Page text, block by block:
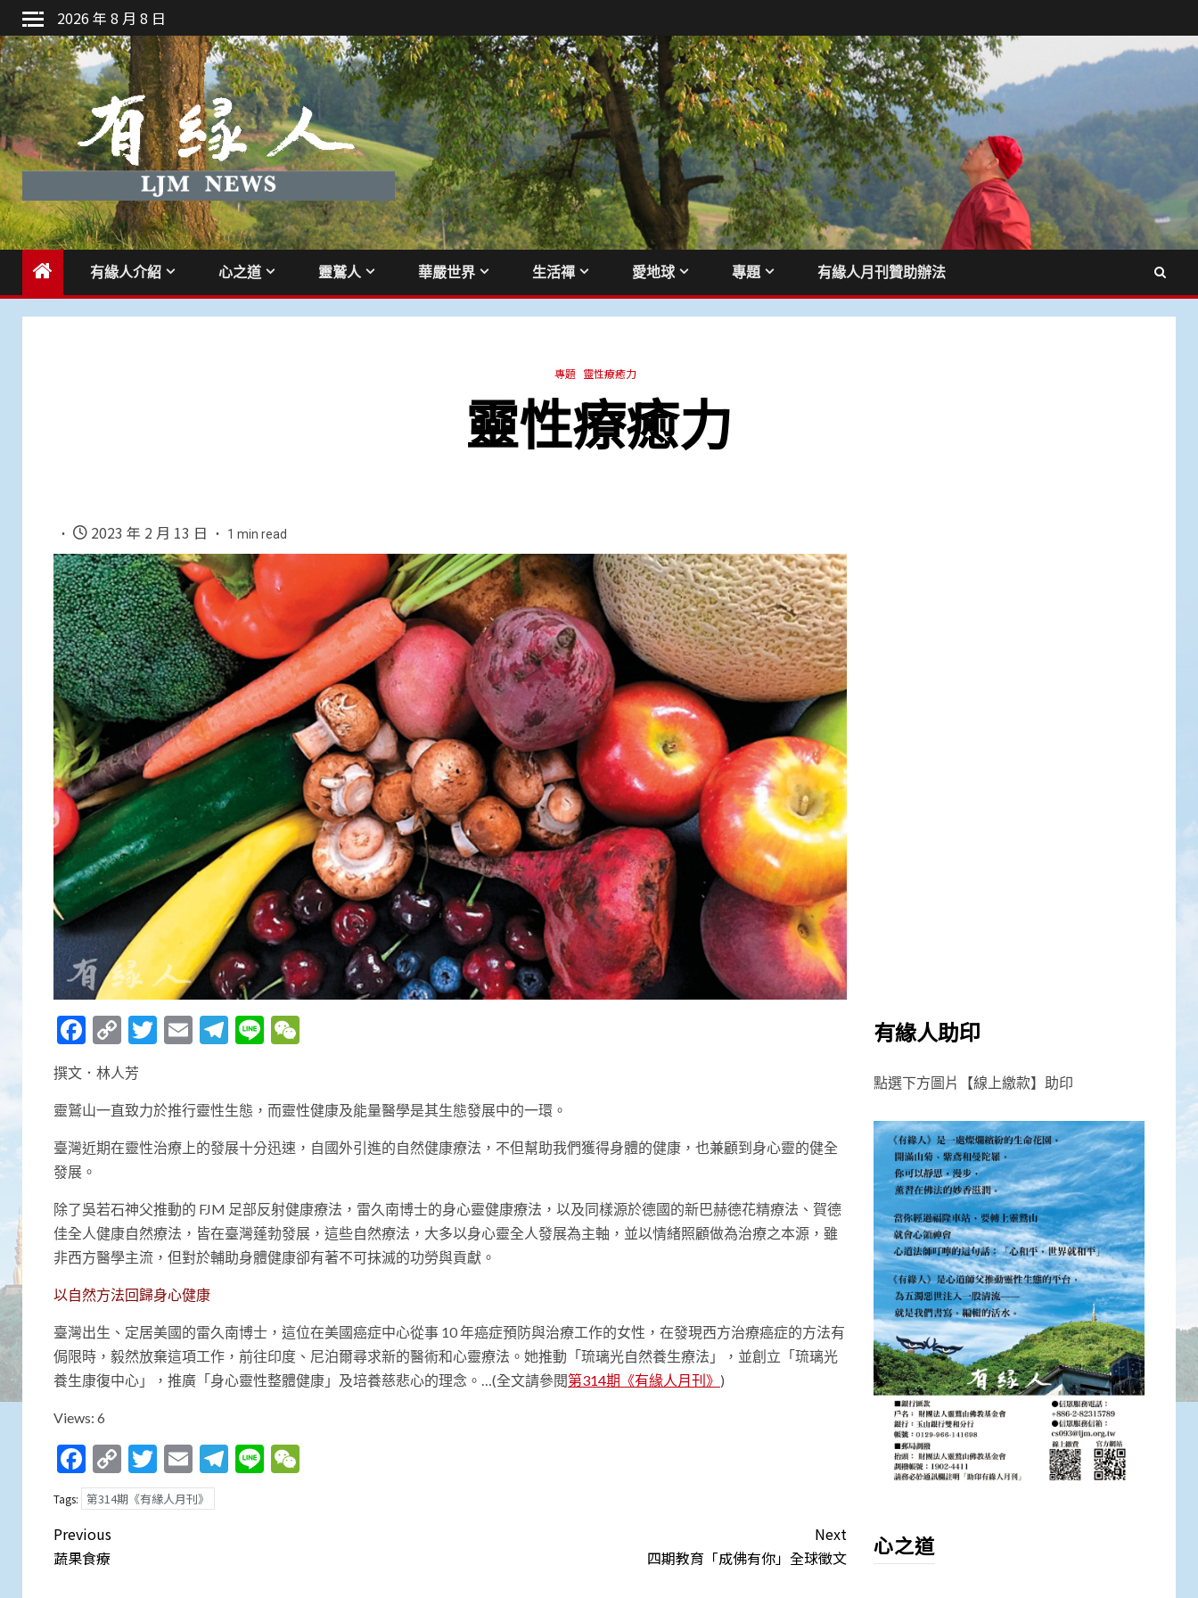
Skip
to
content
2026 年 8 月 8 日
有緣人介紹 心之道 靈鷲人 華嚴世界 生活禪 愛地球 專題 有緣人月刊贊助辦法
專題 靈性療癒力
靈性療癒力
2023 年 2 月 13 日 1 min read
Facebook
Copy
Link
Twitter
EmailTelegram
Line
撰文．林人芳
靈鷲山一直致力於推行靈性生態，而靈性健康及能量醫學是其生態發展中的一環。
臺灣近期在靈性治療上的發展十分迅速，自國外引進的自然健康療法，不但幫助我們獲得身體的健康，也兼顧到身心靈的健全
發展。
除了吳若石神父推動的 FJM 足部反射健康療法，雷久南博士的身心靈健康療法，以及同樣源於德國的新巴赫德花精療法、賀德
佳全人健康自然療法，皆在臺灣蓬勃發展，這些自然療法，大多以身心靈全人發展為主軸，並以情緒照顧做為治療之本源，雖
非西方醫學主流，但對於輔助身體健康卻有著不可抹滅的功勞與貢獻。
以自然方法回歸身心健康
臺灣出生、定居美國的雷久南博士，這位在美國癌症中心從事 10 年癌症預防與治療工作的女性，在發現西方治療癌症的方法有
侷限時，毅然放棄這項工作，前往印度、尼泊爾尋求新的醫術和心靈療法。她推動「琉璃光自然養生療法」，並創立「琉璃光
養生康復中心」，推廣「身心靈性整體健康」及培養慈悲心的理念。…(全文請參閱第314期《有緣人月刊》 )
Views: 6
Facebook
Copy
Link
Twitter
EmailTelegram
Line
Tags: 第314期《有緣人月刊》
Post
navigation
Previous
蔬果食療
Next
四期教育「成佛有你」全球徵文
有緣人助印
點選下方圖片【線上繳款】助印
心之道